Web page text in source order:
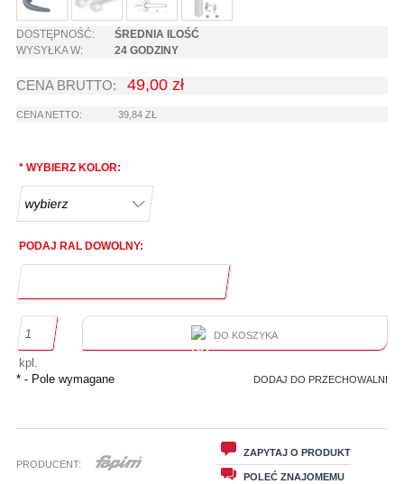
DOSTĘPNOŚĆ:
ŚREDNIA ILOŚĆ
WYSYŁKA W:
24 GODZINY
CENA BRUTTO: 49,00 zł
CENA NETTO: 39,84 ZŁ
* WYBIERZ KOLOR:
PODAJ RAL DOWOLNY:
kpl.
DO KOSZYKA
DODAJ DO PRZECHOWALNI
* - Pole wymagane
PRODUCENT:
ZAPYTAJ O PRODUKT
POLEĆ ZNAJOMEMU